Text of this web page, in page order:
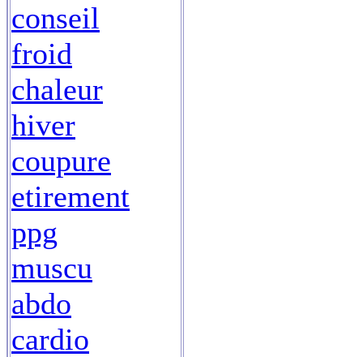
conseil
froid
chaleur
hiver
coupure
etirement
ppg
muscu
abdo
cardio